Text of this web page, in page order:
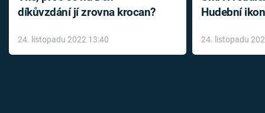
díkůvzdání jí zrovna krocan?
24. listopadu 2022 13:40
Hudební
léky
24. listopadu